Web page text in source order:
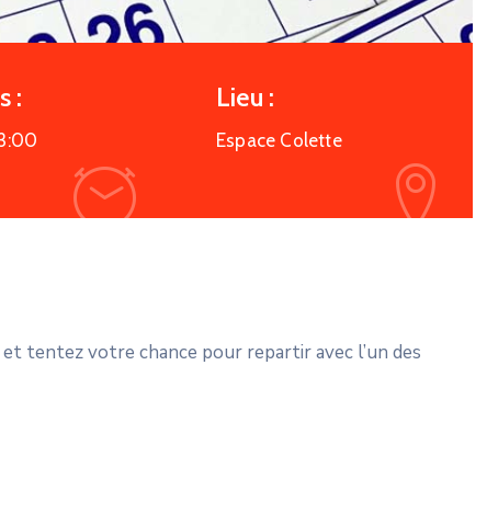
: Lieu :
Espace Colette
tentez votre chance pour repartir avec l’un des